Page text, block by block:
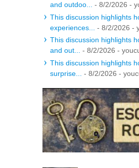
and outdoo... - 8/2/2026 -
This discussion highlights
experiences...
- 8/2/2026 -
This discussion highlights
and out... - 8/2/2026 -
This discussion highlights
surprise...
- 8/2/2026 -